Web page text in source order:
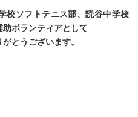
校ソフトテニス部、読谷中学校
ボランティアとして
とうございます。